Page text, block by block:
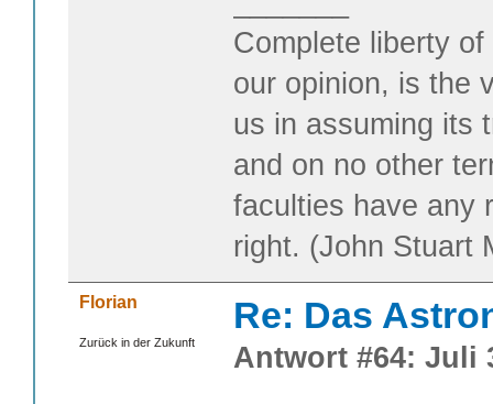
Complete liberty
our opinion, is the
us in assuming its
and on no other
faculties have any
right. (John Stuart
Florian
Zurück in der Zukunft
Re: Das
Antwort #64: Juli